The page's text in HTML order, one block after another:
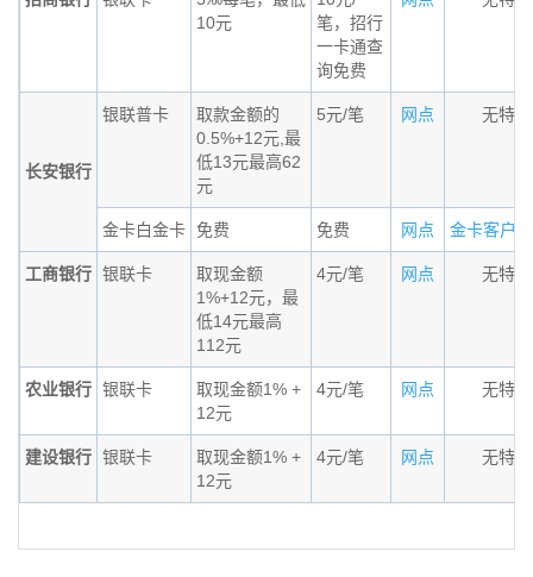
10元
笔，招行
一卡通查
询免费
长安银行
银联普卡
取款金额的
0.5%+12元,最
低13元最高62
元
5元/笔 网点 无特
金卡白金卡 免费 免费 网点 金卡客户
工商银行 银联卡
取现金额
1%+12元，最
低14元最高
112元
4元/笔 网点 无特
农业银行 银联卡
取现金额1% +
12元
4元/笔 网点 无特
建设银行 银联卡
取现金额1% +
12元
4元/笔 网点 无特